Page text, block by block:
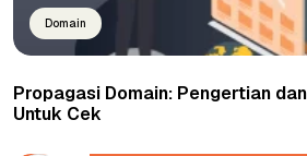
Domain
Propagasi Domain: Pengertian
Untuk Cek